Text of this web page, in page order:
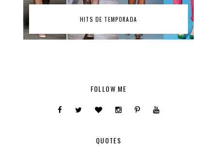
DESFILE PASSIONATA II Y SORTEO!!!
FOLLOW ME
QUOTES